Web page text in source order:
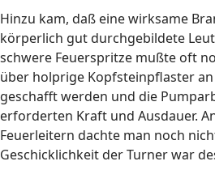
Hinzu kam, daß eine wirksame
körperlich gut durchgebildete
schwere Feuerspritze mußte oft
über holprige Kopfsteinpflaster
geschafft werden und die
erforderten Kraft und Ausdauer.
Feuerleitern dachte man noch
Geschicklichkeit der Turner war